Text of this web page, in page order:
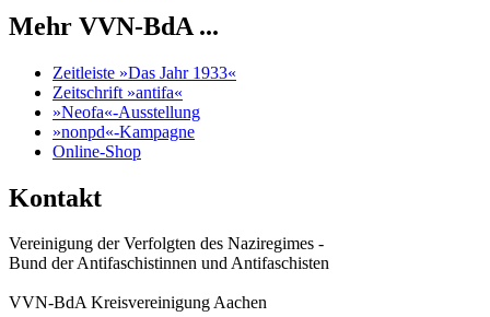
Mehr VVN-BdA ...
Zeitleiste »Das Jahr 1933«
Zeitschrift »antifa«
»Neofa«-Ausstellung
»nonpd«-Kampagne
Online-Shop
Kontakt
Vereinigung der Verfolgten des Naziregimes -
Bund der Antifaschistinnen und Antifaschisten
VVN-BdA Kreisvereinigung Aachen